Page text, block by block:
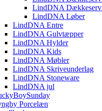
LindDNA
LindDNA Løber
LindDNA Entre
LindDNA Gulvtæpper
LindDNA Hylder
LindDNA Kids
LindDNA Møbler
LindDNA Skriveunderlag
LindDNA Stoneware
LindDNA jul
Porcelæn